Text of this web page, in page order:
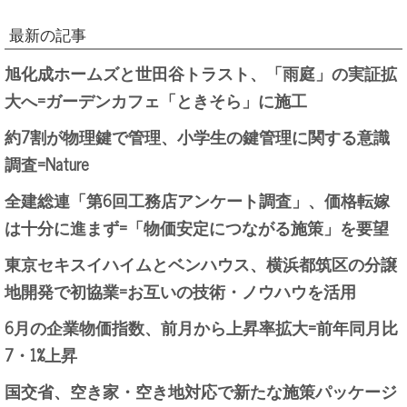
最新の記事
旭化成ホームズと世田谷トラスト、「雨庭」の実証拡
大へ=ガーデンカフェ「ときそら」に施工
約7割が物理鍵で管理、小学生の鍵管理に関する意識
調査=Nature
全建総連「第6回工務店アンケート調査」、価格転嫁
は十分に進まず=「物価安定につながる施策」を要望
東京セキスイハイムとベンハウス、横浜都筑区の分譲
地開発で初協業=お互いの技術・ノウハウを活用
6月の企業物価指数、前月から上昇率拡大=前年同月比
7・1%上昇
国交省、空き家・空き地対応で新たな施策パッケージ